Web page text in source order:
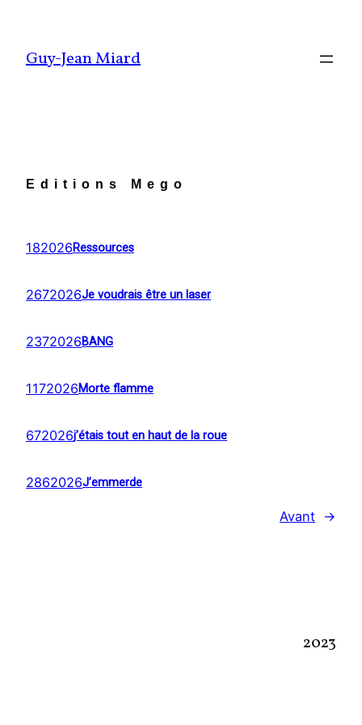
contenu
Guy-Jean Miard
Editions Mego
182026Ressources
2672026Je voudrais être un laser
2372026BANG
1172026Morte flamme
672026j’étais tout en haut de la roue
2862026J’emmerde
Avant →
2023